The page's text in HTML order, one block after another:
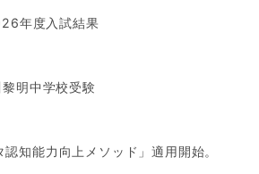
年度入試結果
明中学校受験
知能力向上メソッド」適用開始。